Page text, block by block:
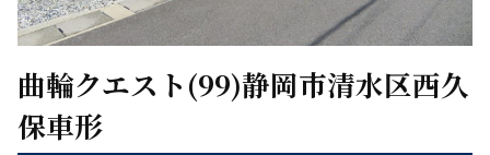
曲輪クエスト(99)静岡市清水区西久
保車形